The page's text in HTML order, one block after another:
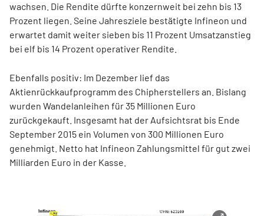
wachsen. Die Rendite dürfte konzernweit bei zehn bis 13
Prozent liegen. Seine Jahresziele bestätigte Infineon und
erwartet damit weiter sieben bis 11 Prozent Umsatzanstieg
bei elf bis 14 Prozent operativer Rendite.
Ebenfalls positiv: Im Dezember lief das
Aktienrückkaufprogramm des Chipherstellers an. Bislang
wurden Wandelanleihen für 35 Millionen Euro
zurückgekauft. Insgesamt hat der Aufsichtsrat bis Ende
September 2015 ein Volumen von 300 Millionen Euro
genehmigt. Netto hat Infineon Zahlungsmittel für gut zwei
Milliarden Euro in der Kasse.